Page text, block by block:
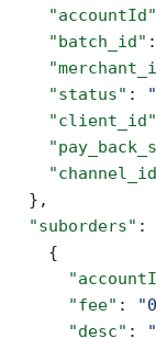
    "accountId"
    "batch_id"
:
    "status"
:
    "client_id"
  },
  "suborders"
:
    {
      "fee"
:
      "desc"
: